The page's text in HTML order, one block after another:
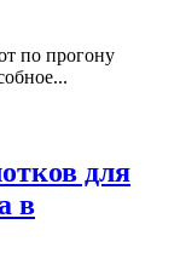
по прогону
для
в